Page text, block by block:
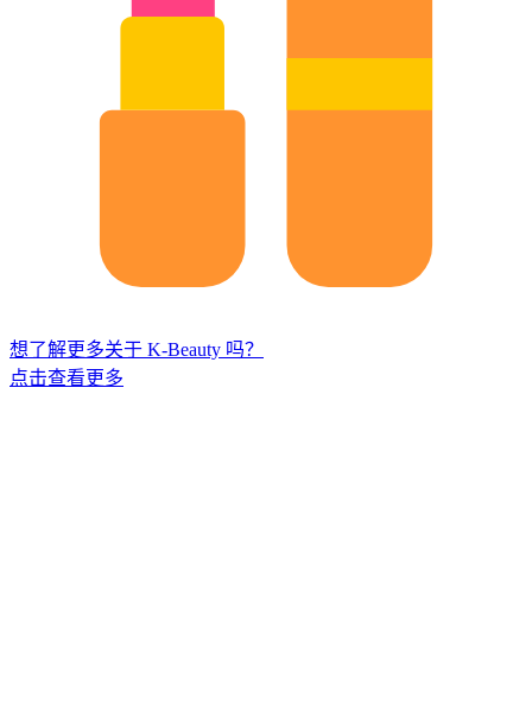
想了解更多关于 K-Beauty 吗？
点击查看更多